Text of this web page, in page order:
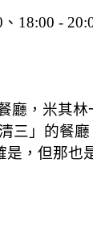
18:00 -
，米其
三」的餐
，但那也